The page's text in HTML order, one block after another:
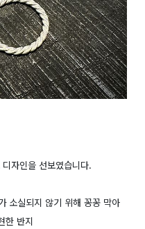
자인을 선보였습니다.
소실되지 않기 위해 꽁꽁 막아
한 반지